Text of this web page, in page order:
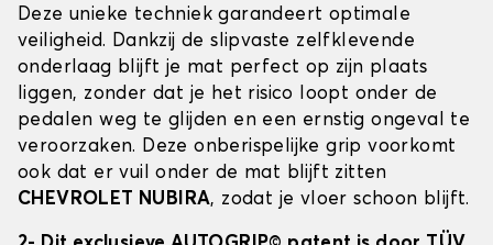
Deze unieke techniek garandeert optimale
veiligheid. Dankzij de slipvaste zelfklevende
onderlaag blijft je mat perfect op zijn plaats
liggen, zonder dat je het risico loopt onder de
pedalen weg te glijden en een ernstig ongeval te
veroorzaken. Deze onberispelijke grip voorkomt
ook dat er vuil onder de mat blijft zitten
CHEVROLET NUBIRA, zodat je vloer schoon blijft.